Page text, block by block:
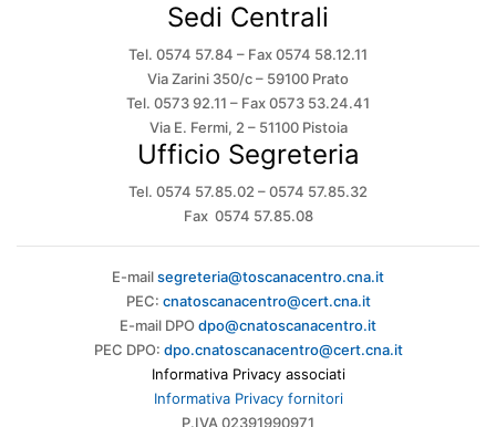
Sedi Centrali
Tel. 0574 57.84 – Fax 0574 58.12.11
Via Zarini 350/c – 59100 Prato
Tel. 0573 92.11 – Fax 0573 53.24.41
Via E. Fermi, 2 – 51100 Pistoia
Ufficio Segreteria
Tel. 0574 57.85.02 – 0574 57.85.32
Fax 0574 57.85.08
E-mailsegreteria@toscanacentro.cna.it
PEC: cnatoscanacentro@cert.cna.it
E-mail DPOdpo@cnatoscanacentro.it
PEC DPO: dpo.cnatoscanacentro@cert.cna.it
Informativa Privacy associati
Informativa Privacy fornitori
P.IVA 02391990971